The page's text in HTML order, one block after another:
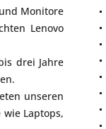
und Monitore
Lenovo
drei Jahre
unseren
wie Laptops,